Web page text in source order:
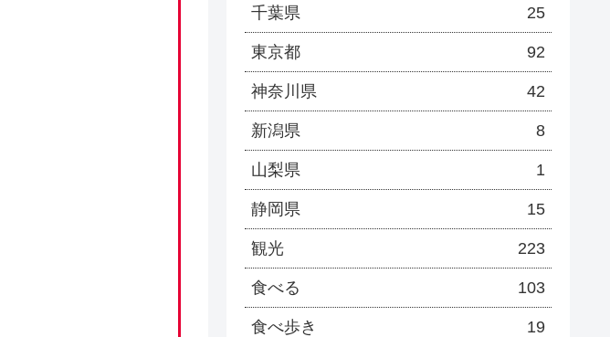
千葉県 25
東京都 92
神奈川県 42
新潟県 8
山梨県 1
静岡県 15
観光 223
食べる 103
食べ歩き 19